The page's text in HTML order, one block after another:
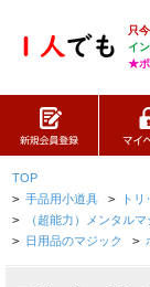
只
イ
★ポ
TOP
> 手品用小道具 > ト
> （超能力）メンタルマ
> 日用品のマジック >